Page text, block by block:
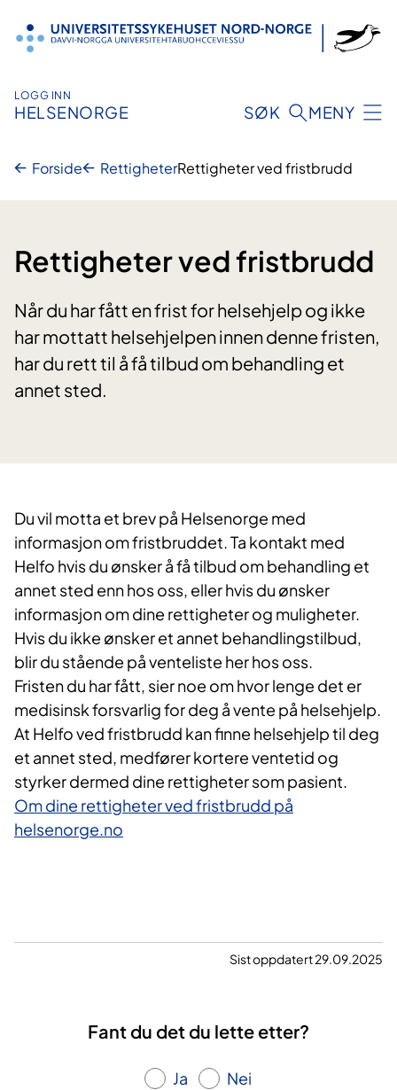
innhold
LOGG INN
HELSENORGE SØK MENY
Forside RettigheterRettigheter ved fristbrudd
Rettigheter ved fristbrudd
Når du har fått en frist for helsehjelp og ikke
har mottatt helsehjelpen innen denne fristen,
har du rett til å få tilbud om behandling et
annet sted.
Du vil motta et brev på Helsenorge med
informasjon om fristbruddet. Ta kontakt med
Helfo hvis du ønsker å få tilbud om behandling et
annet sted enn hos oss, eller hvis du ønsker
informasjon om dine rettigheter og muligheter.
Hvis du ikke ønsker et annet behandlingstilbud,
blir du stående på venteliste her hos oss.
​Fristen du har fått, sier noe om hvor lenge det er
medisinsk forsvarlig for deg å vente på helsehjelp.
At Helfo ved fristbrudd kan finne helsehjelp til deg
et annet sted, medfører kortere ventetid og
styrker dermed dine rettigheter som pasient.
Om dine rettigheter ved fristbrudd på
helsenorge.no
Sist oppdatert 29.09.2025
Fant du det du lette etter?
Ja Nei